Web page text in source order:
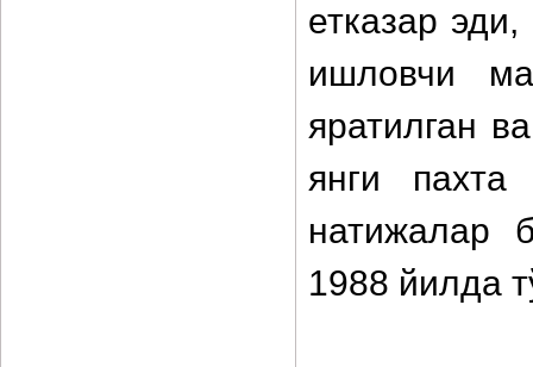
етказар
ишловчи
яратилган
янги
натижалар
1988 йилда